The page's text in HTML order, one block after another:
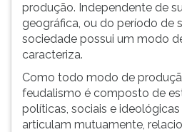
produção. Independente de
geográfica, ou do período de
sociedade possui um modo
caracteriza.
Como todo modo de
feudalismo é composto de
políticas, sociais e
articulam mutuamente,